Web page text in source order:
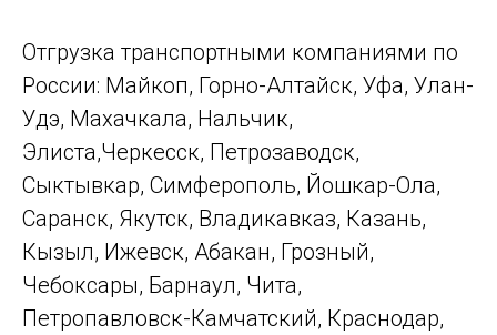
Отгрузка транспортными компаниями по
России: Майкоп, Горно-Алтайск, Уфа, Улан-
Удэ, Махачкала, Нальчик,
Элиста,Черкесск, Петрозаводск,
Сыктывкар, Симферополь, Йошкар-Ола,
Саранск, Якутск, Владикавказ, Казань,
Кызыл, Ижевск, Абакан, Грозный,
Чебоксары, Барнаул, Чита,
Петропавловск-Камчатский, Краснодар,